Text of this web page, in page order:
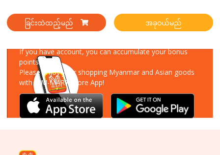
ခြင်းထဲထည့်မည် အခုဝယ်မည်
If you have account, you can accumulate your bonus
points!
Please enjoy your shopping Myanmar and Asian goods
with MM-MART Store App!